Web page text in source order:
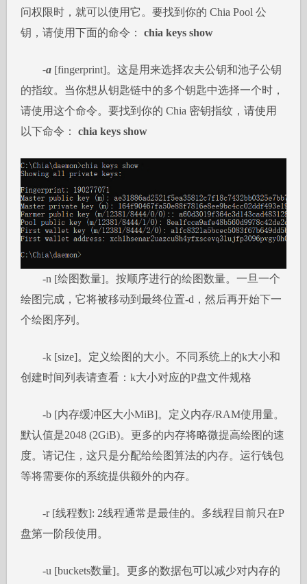
问权限时，就可以使用它。要找到你的 Chia Pool 公
钥，请使用下面的命令： chia keys show
-a [fingerprint]。这是用来选择农夫公钥和池子公钥
的指纹。当你想从钥匙链中的多个钥匙中选择一个时，
请使用这个命令。要找到你的 Chia 密钥指纹，请使用
以下命令： chia keys show
-n [绘图数量]。按顺序进行的绘图数量。一旦一个
绘图完成，它将被移动到最终位置-d，然后再开始下一
个绘图序列。
-k [size]。定义绘图的大小。不同系统上的k大小和
创建时间列表请查看：k大小对应的P盘文件规格
-b [内存缓冲区大小MiB]。定义内存/RAM使用量。
默认值是2048 (2GiB)。更多的内存将略微提高绘图的速
度。请记住，这只是分配给绘图算法的内存。运行钱包
等将需要你的系统提供额外的内存。
-r [线程数]: 2线程通常是最佳的。多线程目前只在P
盘第一阶段使用。
-u [buckets数量]。更多的数据包可以减少对内存的